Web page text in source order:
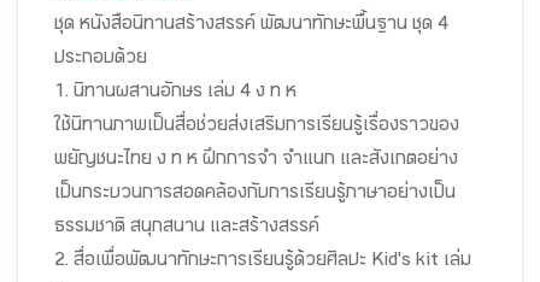
ชุด หนังสือนิทานสร้างสรรค์ พัฒนาทักษะพื้นฐาน ชุด 4
ประกอบด้วย
1. นิทานผสานอักษร เล่ม 4 ง ท ห
ใช้นิทานภาพเป็นสื่อช่วยส่งเสริมการเรียนรู้เรื่องราวของ
พยัญชนะไทย ง ท ห ฝึกการจำ จำแนก และสังเกตอย่าง
เป็นกระบวนการสอดคล้องกับการเรียนรู้ภาษาอย่างเป็น
ธรรมชาติ สนุกสนาน และสร้างสรรค์
2. สื่อเพื่อพัฒนาทักษะการเรียนรู้ด้วยศิลปะ Kid's kit เล่ม